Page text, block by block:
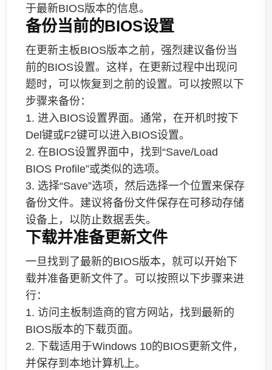
于最新BIOS版本的信息。
备份当前的BIOS设置
在更新主板BIOS版本之前，强烈建议备份当
前的BIOS设置。这样，在更新过程中出现问
题时，可以恢复到之前的设置。可以按照以下
步骤来备份：
1. 进入BIOS设置界面。通常，在开机时按下
Del键或F2键可以进入BIOS设置。
2. 在BIOS设置界面中，找到“Save/Load
BIOS Profile”或类似的选项。
3. 选择“Save”选项，然后选择一个位置来保存
备份文件。建议将备份文件保存在可移动存储
设备上，以防止数据丢失。
下载并准备更新文件
一旦找到了最新的BIOS版本，就可以开始下
载并准备更新文件了。可以按照以下步骤来进
行：
1. 访问主板制造商的官方网站，找到最新的
BIOS版本的下载页面。
2. 下载适用于Windows 10的BIOS更新文件，
并保存到本地计算机上。